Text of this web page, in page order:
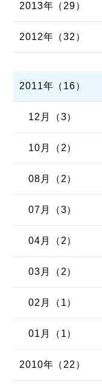
2013年（29）
2012年（32）
2011年（16）
12月（3）
10月（2）
08月（2）
07月（3）
04月（2）
03月（2）
02月（1）
01月（1）
2010年（22）